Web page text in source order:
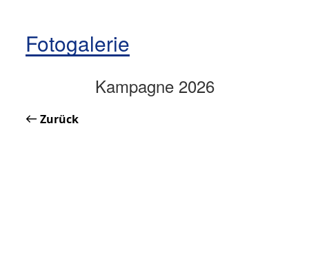
Fotogalerie
Kampagne 2026
Zurück